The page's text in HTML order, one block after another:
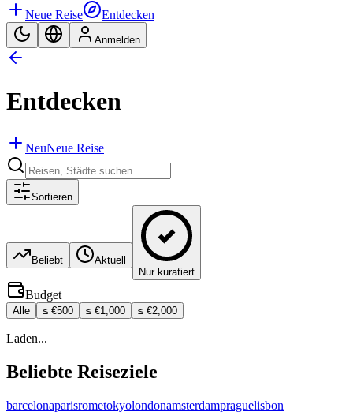
Neue Reise
Entdecken
Anmelden
Entdecken
NeuNeue Reise
Sortieren
Beliebt
Aktuell
Nur kuratiert
Budget
Alle ≤ €500 ≤ €1,000 ≤ €2,000
Laden...
Beliebte Reiseziele
barcelonaparisrometokyolondonamsterdampraguelisbon